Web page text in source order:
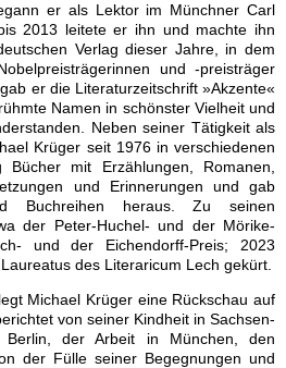
er als Lektor im Münchner Carl
2013 leitete er ihn und machte ihn
Verlag dieser Jahre, in dem
und -preisträger
er die Literaturzeitschrift »Akzente«
Namen in schönster Vielheit und
Neben seiner Tätigkeit als
Krüger seit 1976 in verschiedenen
mit Erzählungen, Romanen,
und Erinnerungen und gab
Buchreihen heraus. Zu seinen
der Peter-Huchel- und der Mörike-
und der Eichendorff-Preis; 2023
des Literaricum Lech gekürt.
Michael Krüger eine Rückschau auf
von seiner Kindheit in Sachsen-
der Arbeit in München, den
der Fülle seiner Begegnungen und